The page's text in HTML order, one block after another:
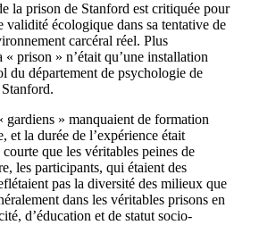
la prison de Stanford est critiquée pour
validité écologique dans sa tentative de
carcéral réel. Plus
« prison » n’était qu’une installation
du département de psychologie de
gardiens » manquaient de formation
et la durée de l’expérience était
que les véritables peines de
les participants, qui étaient des
pas la diversité des milieux que
dans les véritables prisons en
d’éducation et de statut socio-